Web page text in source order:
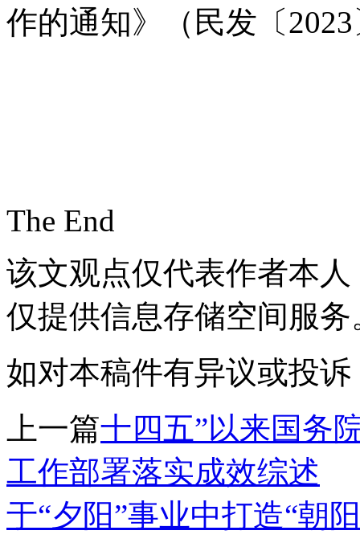
作的通知》（民发〔
The End
该文观点仅代表作者本
仅提供信息存储空间服务
如对本稿件有异议或投诉
上一篇十四五”以来国务
工作部署落实成效综述
于“夕阳”事业中打造“朝